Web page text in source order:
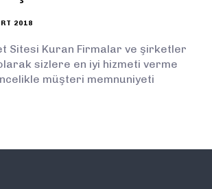
2018
Sitesi Kuran Firmalar ve şirketler
sizlere en iyi hizmeti verme
müşteri memnuniyeti